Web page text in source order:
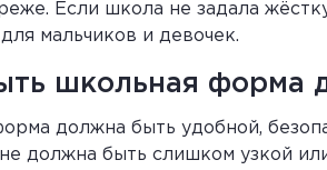
Если школа не задала
мальчиков и девочек.
школьная форма
должна быть удобной,
должна быть слишком узкой